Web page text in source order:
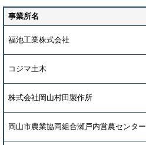
事業所名
福池工業株式会社
コジマ土木
株式会社岡山村田製作所
岡山市農業協同組合瀬戸内営農センター